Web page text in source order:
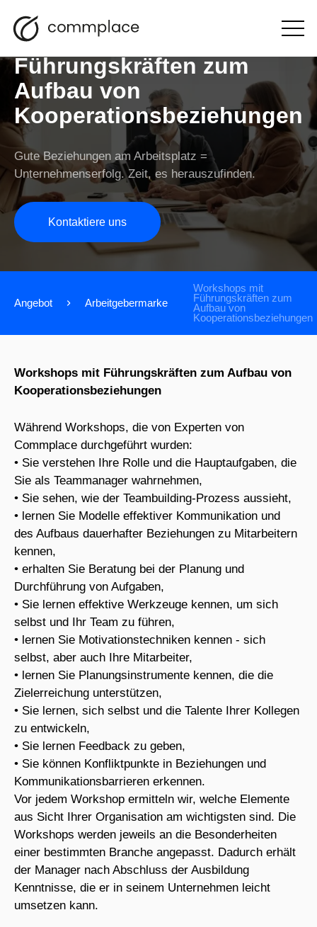
Workshops mit
Führungskräften zum
Aufbau von
Kooperationsbeziehungen
Gute Beziehungen am Arbeitsplatz =
Unternehmenserfolg. Zeit, es herauszufinden.
Kontaktiere uns
Angebot Arbeitgebermarke
Workshops mit
Führungskräften zum
Aufbau von
Kooperationsbeziehungen
Workshops mit Führungskräften zum Aufbau von
Kooperationsbeziehungen
Während Workshops, die von Experten von
Commplace durchgeführt wurden:
• Sie verstehen Ihre Rolle und die Hauptaufgaben, die
Sie als Teammanager wahrnehmen,
• Sie sehen, wie der Teambuilding-Prozess aussieht,
• lernen Sie Modelle effektiver Kommunikation und
des Aufbaus dauerhafter Beziehungen zu Mitarbeitern
kennen,
• erhalten Sie Beratung bei der Planung und
Durchführung von Aufgaben,
• Sie lernen effektive Werkzeuge kennen, um sich
selbst und Ihr Team zu führen,
• lernen Sie Motivationstechniken kennen - sich
selbst, aber auch Ihre Mitarbeiter,
• lernen Sie Planungsinstrumente kennen, die die
Zielerreichung unterstützen,
• Sie lernen, sich selbst und die Talente Ihrer Kollegen
zu entwickeln,
• Sie lernen Feedback zu geben,
• Sie können Konfliktpunkte in Beziehungen und
Kommunikationsbarrieren erkennen.
Vor jedem Workshop ermitteln wir, welche Elemente
aus Sicht Ihrer Organisation am wichtigsten sind. Die
Workshops werden jeweils an die Besonderheiten
einer bestimmten Branche angepasst. Dadurch erhält
der Manager nach Abschluss der Ausbildung
Kenntnisse, die er in seinem Unternehmen leicht
umsetzen kann.